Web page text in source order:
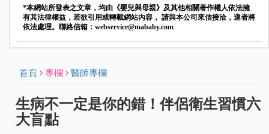
*本網站所發表之文章，均由《嬰兒與母親》及其他相關著作權人依法擁
有其法律權益，若欲引用或轉載網站內容， 請與本公司來信接洽，違者將
依法處理。聯絡信箱： webservice@mababy.com
首頁 專欄 醫師專欄
生病不一定是你的錯！伴侶衛生習慣六
大盲點